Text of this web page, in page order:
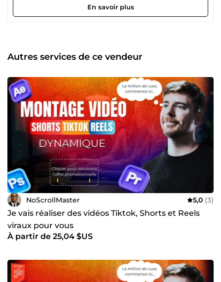
y passiez nuit et jours, alors, vous aussi, faites-nous
confiance et déléguez -nous vos tâches.
En savoir plus
Autres services de ce vendeur
NoScrollMaster 5,0 (3)
Je vais réaliser des vidéos Tiktok, Shorts et Reels
viraux pour vous
À partir de 25,04 $US